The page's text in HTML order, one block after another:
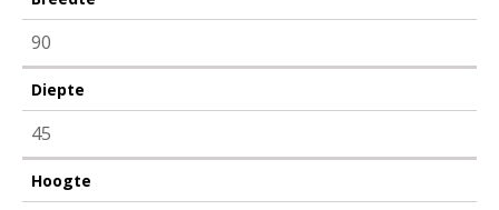
90
Diepte
45
Hoogte